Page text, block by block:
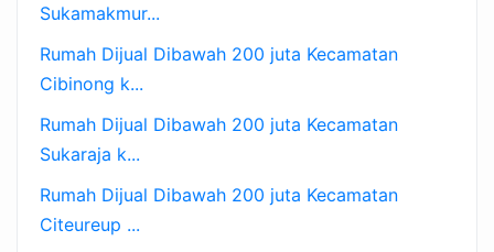
Sukamakmur...
Rumah Dijual Dibawah 200 juta Kecamatan
Cibinong k...
Rumah Dijual Dibawah 200 juta Kecamatan
Sukaraja k...
Rumah Dijual Dibawah 200 juta Kecamatan
Citeureup ...